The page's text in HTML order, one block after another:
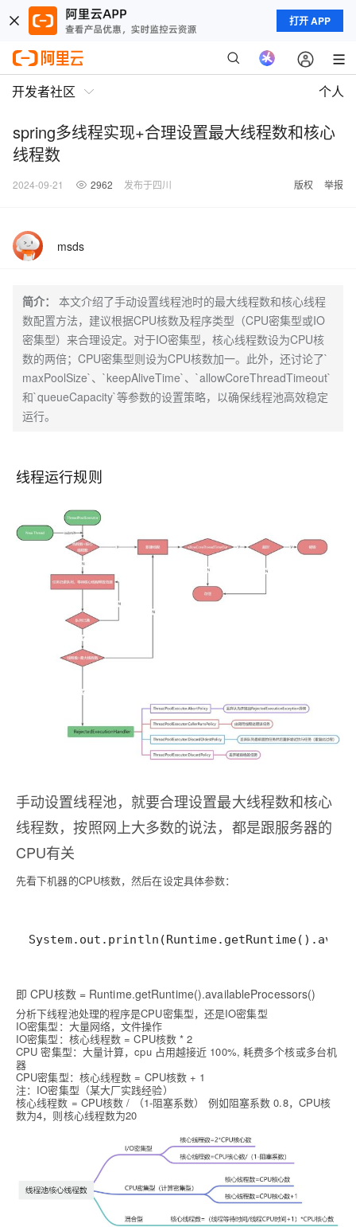
打开 APP
开发者社区 个人
spring多线程实现+合理设置最大线程数和核心
线程数
2024-09-21 2962 发布于四川 版权 举报
msds
简介：
本文介绍了手动设置线程池时的最大线程数和核心线程
数配置方法，建议根据CPU核数及程序类型（CPU密集型或IO
密集型）来合理设定。对于IO密集型，核心线程数设为CPU核
数的两倍；CPU密集型则设为CPU核数加一。此外，还讨论了`
maxPoolSize`、`keepAliveTime`、`allowCoreThreadTimeout`
和`queueCapacity`等参数的设置策略，以确保线程池高效稳定
运行。
线程运行规则
手动设置线程池，就要合理设置最大线程数和核心
线程数，按照网上大多数的说法，都是跟服务器的
CPU有关
先看下机器的CPU核数，然后在设定具体参数：
即 CPU核数 = Runtime.getRuntime().availableProcessors()
分析下线程池处理的程序是CPU密集型，还是IO密集型
IO密集型：大量网络，文件操作
IO密集型：核心线程数 = CPU核数 * 2
CPU 密集型：大量计算，cpu 占用越接近 100%, 耗费多个核或多台机
器
CPU密集型：核心线程数 = CPU核数 + 1
注：IO密集型（某大厂实践经验）
核心线程数 = CPU核数 / （1-阻塞系数） 例如阻塞系数 0.8，CPU核
数为4，则核心线程数为20